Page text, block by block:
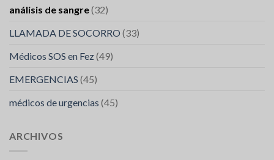
análisis de sangre(32)
LLAMADA DE SOCORRO (33)
Médicos SOS en Fez(49)
EMERGENCIAS (45)
médicos de urgencias (45)
ARCHIVOS